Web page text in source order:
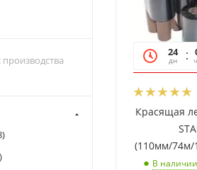
24
дн
Красящая
(110мм/74м/
В наличии
производства
)
)